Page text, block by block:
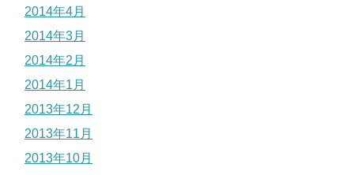
2014年4月
2014年3月
2014年2月
2014年1月
2013年12月
2013年11月
2013年10月